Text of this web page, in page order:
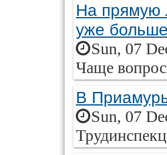
На прямую
уже
Sun, 07
Чаще
В
Sun, 07